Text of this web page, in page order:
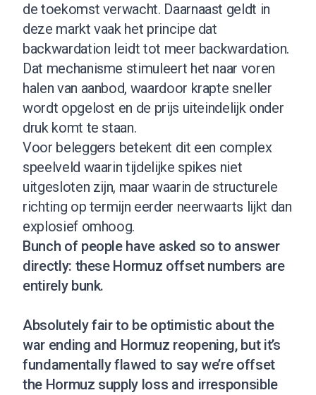
de toekomst verwacht. Daarnaast geldt in
deze markt vaak het principe dat
backwardation leidt tot meer backwardation.
Dat mechanisme stimuleert het naar voren
halen van aanbod, waardoor krapte sneller
wordt opgelost en de prijs uiteindelijk onder
druk komt te staan.
Voor beleggers betekent dit een complex
speelveld waarin tijdelijke spikes niet
uitgesloten zijn, maar waarin de structurele
richting op termijn eerder neerwaarts lijkt dan
explosief omhoog.
Bunch of people have asked so to answer
directly: these Hormuz offset numbers are
entirely bunk.
Absolutely fair to be optimistic about the
war ending and Hormuz reopening, but it’s
fundamentally flawed to say we’re offset
the Hormuz supply loss and irresponsible